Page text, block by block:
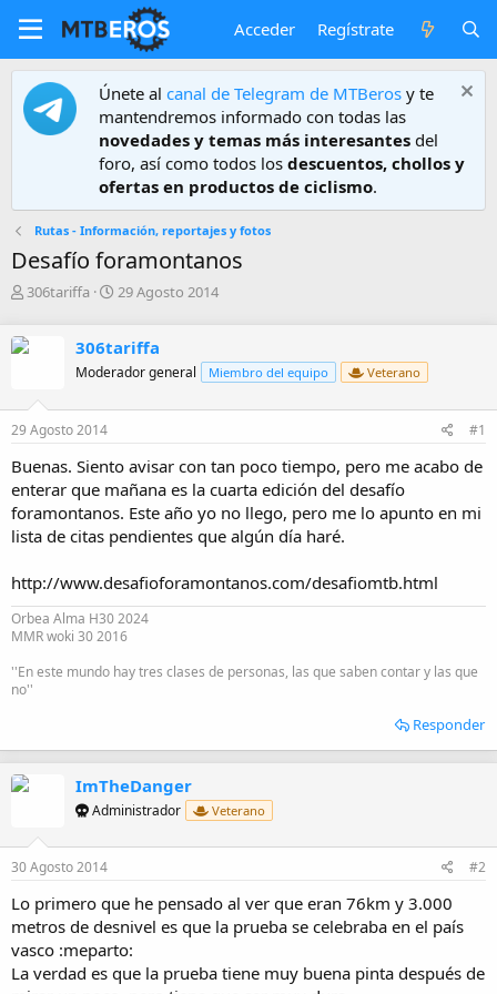
Acceder Regístrate
Únete al canal de Telegram de MTBeros y te
mantendremos informado con todas las
novedades y temas más interesantes del
foro, así como todos los descuentos, chollos y
ofertas en productos de ciclismo.
Rutas - Información, reportajes y fotos
Desafío foramontanos
A
o
306tariffa
F
h
a
e
i
c
i
o
29 Agosto 2014
306tariffa
Moderador general Miembro del equipo Veterano
29 Agosto 2014 #1
Buenas. Siento avisar con tan poco tiempo, pero me acabo de
enterar que mañana es la cuarta edición del desafío
foramontanos. Este año yo no llego, pero me lo apunto en mi
lista de citas pendientes que algún día haré.
http://www.desafioforamontanos.com/desafiomtb.html
Orbea Alma H30 2024
MMR woki 30 2016
''En este mundo hay tres clases de personas, las que saben contar y las que
no''
Responder
ImTheDanger
Administrador Veterano
30 Agosto 2014 #2
Lo primero que he pensado al ver que eran 76km y 3.000
metros de desnivel es que la prueba se celebraba en el país
vasco :meparto:
La verdad es que la prueba tiene muy buena pinta después de